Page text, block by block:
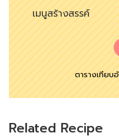
เมนูสร้างสรรค์
ตารางเทียบ
Related Recipe